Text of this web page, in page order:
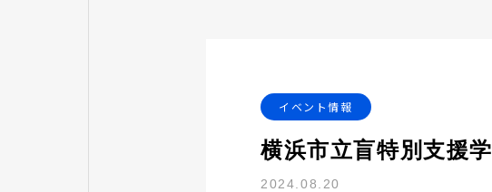
アクセス
イベント情報
横浜市立盲特別支援
2024.08.20